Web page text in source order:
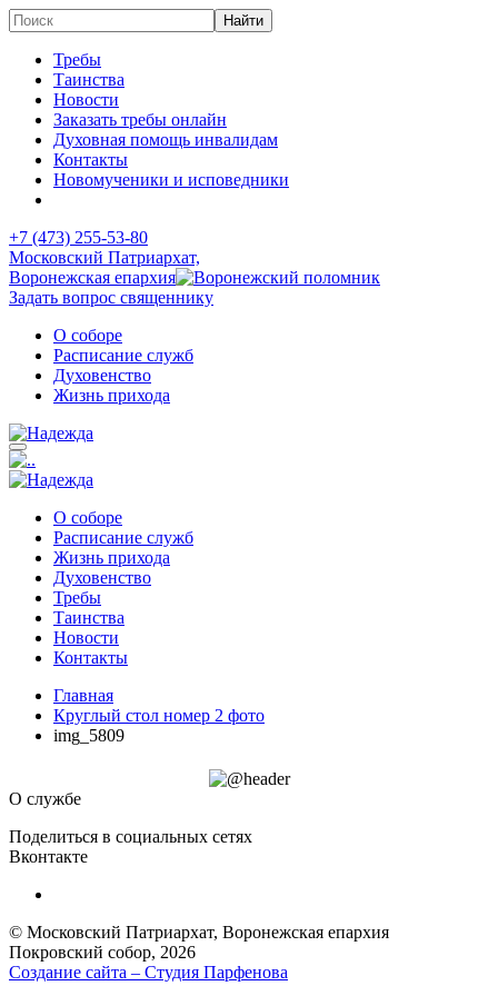
Требы
Таинства
Новости
Заказать требы онлайн
Духовная помощь инвалидам
Контакты
Новомученики и исповедники
+7 (473) 255-53-80
Московский Патриархат,
Воронежская епархия
Задать вопрос священнику
О соборе
Расписание служб
Духовенство
Жизнь прихода
О соборе
Расписание служб
Жизнь прихода
Духовенство
Требы
Таинства
Новости
Контакты
Главная
Круглый стол номер 2 фото
img_5809
О службе
Поделиться в социальных сетях
Вконтакте
© Московский Патриархат, Воронежcкая епархия
Покровский собор, 2026
Создание сайта – Cтудия Парфенова